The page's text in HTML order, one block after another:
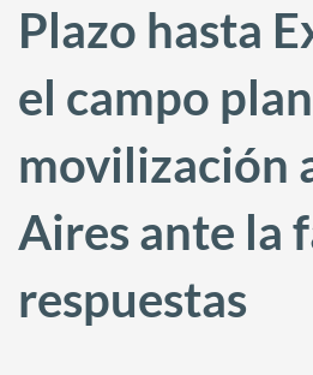
Plazo hasta
el campo
movilización
Aires ante la
respuestas